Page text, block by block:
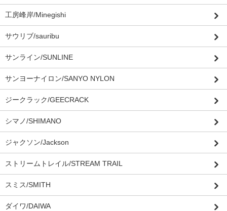
工房峰岸/Minegishi
サウリブ/sauribu
サンライン/SUNLINE
サンヨーナイロン/SANYO NYLON
ジークラック/GEECRACK
シマノ/SHIMANO
ジャクソン/Jackson
ストリームトレイル/STREAM TRAIL
スミス/SMITH
ダイワ/DAIWA